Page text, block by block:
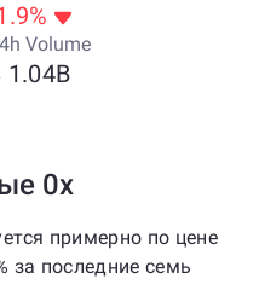
Volume
1.04B
0x
примерно по цене
за последние семь